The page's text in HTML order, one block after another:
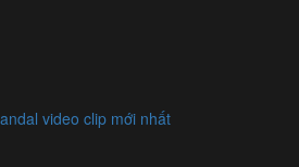
video clip mới nhất